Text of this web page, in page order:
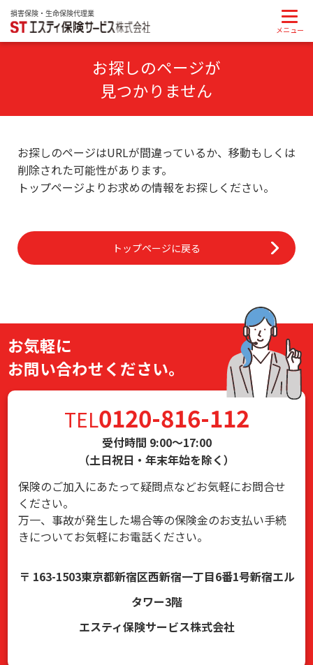
お探しのページが
見つかりません
お探しのページはURLが間違っているか、移動もしくは
削除された可能性があります。
トップページよりお求めの情報をお探しください。
トップページに戻る
お気軽に
お問い合わせください。
TEL0120-816-112
受付時間 9:00～17:00
（土日祝日・年末年始を除く）
保険のご加入にあたって疑問点などお気軽にお問合せ
ください。
万一、事故が発生した場合等の保険金のお支払い手続
きについてお気軽にお電話ください。
〒 163-1503東京都新宿区西新宿一丁目6番1号新宿エル
タワー3階
エスティ保険サービス株式会社